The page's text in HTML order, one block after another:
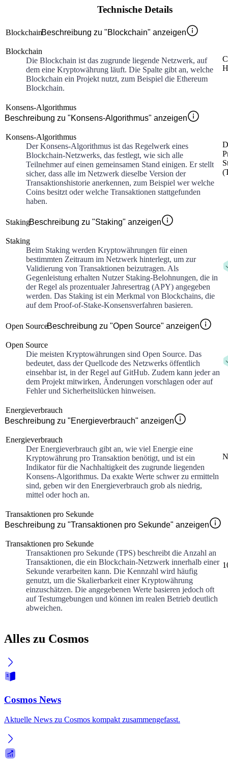
Technische Details
BlockchainBeschreibung zu "Blockchain" anzeigen
Blockchain
Die Blockchain ist das zugrunde liegende Netzwerk, auf
dem eine Kryptowährung läuft. Die Spalte gibt an, welche
Blockchain ein Projekt nutzt, zum Beispiel die Ethereum
Blockchain.
Konsens-Algorithmus
Beschreibung zu "Konsens-Algorithmus" anzeigen
Konsens-Algorithmus
Der Konsens-Algorithmus ist das Regelwerk eines
Blockchain-Netzwerks, das festlegt, wie sich alle
Teilnehmer auf einen gemeinsamen Stand einigen. Er stellt
sicher, dass alle im Netzwerk dieselbe Version der
Transaktionshistorie anerkennen, zum Beispiel wer welche
Coins besitzt oder welche Transaktionen stattgefunden
haben.
StakingBeschreibung zu "Staking" anzeigen
Staking
Beim Staking werden Kryptowährungen für einen
bestimmten Zeitraum im Netzwerk hinterlegt, um zur
Validierung von Transaktionen beizutragen. Als
Gegenleistung erhalten Nutzer Staking-Belohnungen, die in
der Regel als prozentualer Jahresertrag (APY) angegeben
werden. Das Staking ist ein Merkmal von Blockchains, die
auf dem Proof-of-Stake-Konsensverfahren basieren.
Open SourceBeschreibung zu "Open Source" anzeigen
Open Source
Die meisten Kryptowährungen sind Open Source. Das
bedeutet, dass der Quellcode des Netzwerks öffentlich
einsehbar ist, in der Regel auf GitHub. Zudem kann jeder an
dem Projekt mitwirken, Änderungen vorschlagen oder auf
Fehler und Sicherheitslücken hinweisen.
Energieverbrauch
Beschreibung zu "Energieverbrauch" anzeigen
Energieverbrauch
Der Energieverbrauch gibt an, wie viel Energie eine
Kryptowährung pro Transaktion benötigt, und ist ein
Indikator für die Nachhaltigkeit des zugrunde liegenden
Konsens-Algorithmus. Da exakte Werte schwer zu ermitteln
sind, geben wir den Energieverbrauch grob als niedrig,
mittel oder hoch an.
Transaktionen pro Sekunde
Beschreibung zu "Transaktionen pro Sekunde" anzeigen
Transaktionen pro Sekunde
Transaktionen pro Sekunde (TPS) beschreibt die Anzahl an
Transaktionen, die ein Blockchain-Netzwerk innerhalb einer
Sekunde verarbeiten kann. Die Kennzahl wird häufig
genutzt, um die Skalierbarkeit einer Kryptowährung
einzuschätzen. Die angegebenen Werte basieren jedoch oft
auf Testumgebungen und können im realen Betrieb deutlich
abweichen.
Alles zu Cosmos
Cosmos News
Aktuelle News zu Cosmos kompakt zusammengefasst.